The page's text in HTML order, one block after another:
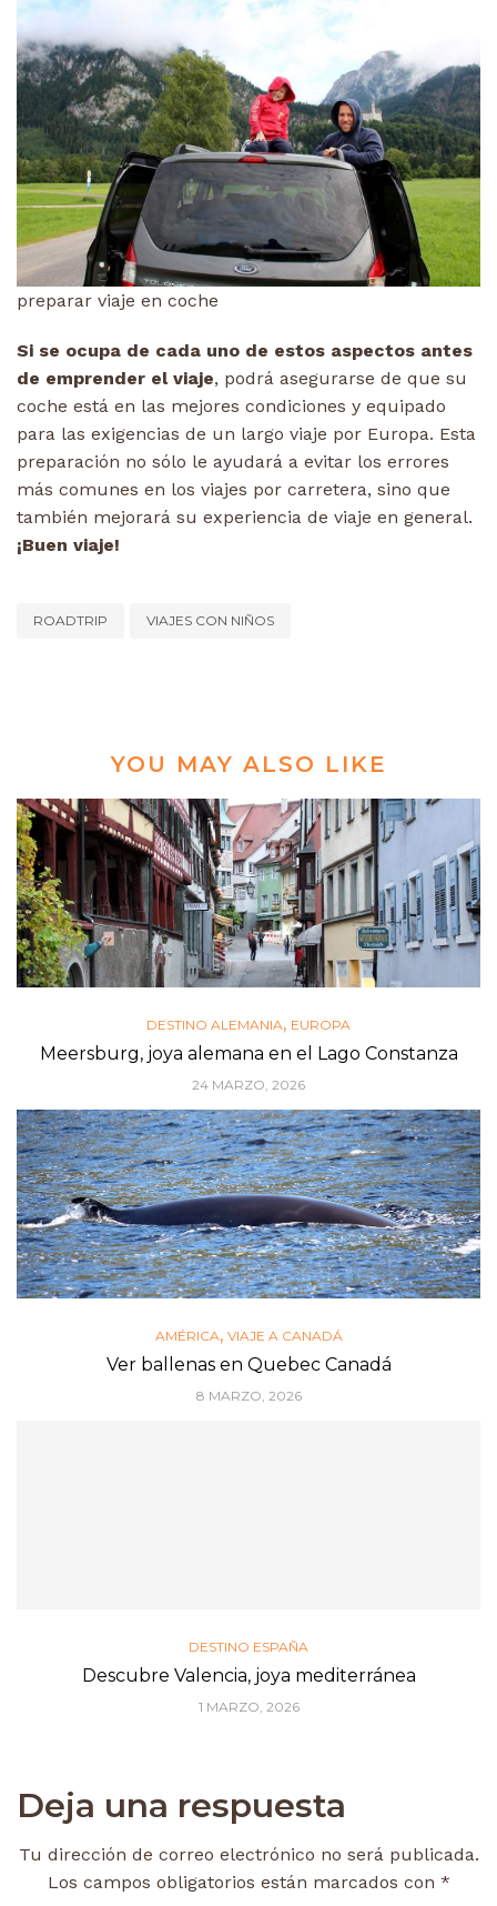
preparar viaje en coche
Si se ocupa de cada uno de estos aspectos antes
de emprender el viaje, podrá asegurarse de que su
coche está en las mejores condiciones y equipado
para las exigencias de un largo viaje por Europa. Esta
preparación no sólo le ayudará a evitar los errores
más comunes en los viajes por carretera, sino que
también mejorará su experiencia de viaje en general.
¡Buen viaje!
ROADTRIP VIAJES CON NIÑOS
YOU MAY ALSO LIKE
DESTINO ALEMANIA, EUROPA
Meersburg, joya alemana en el Lago Constanza
24 MARZO, 2026
AMÉRICA, VIAJE A CANADÁ
Ver ballenas en Quebec Canadá
8 MARZO, 2026
DESTINO ESPAÑA
Descubre Valencia, joya mediterránea
1 MARZO, 2026
Deja una respuesta
Tu dirección de correo electrónico no será publicada.
Los campos obligatorios están marcados con *